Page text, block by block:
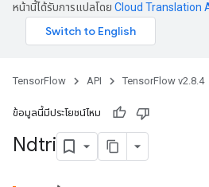
หน้านี้ได้รับการแปลโดย Cloud Translation
TensorFlow API TensorFlow v2.8.4
ข้อมูลนี้มีประโยชน์ไหม
Ndtri